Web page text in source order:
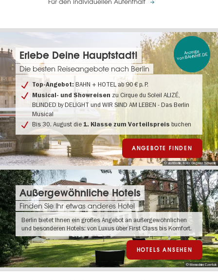
Für den individuellen Aufenthalt
© visitBerlin, Foto: Dagmar Schwelle
Erlebe Deine Hauptstadt!
Die besten Reiseangebote nach Berlin
Top-Angebot:BAHN + HOTEL ab 90 € p. P.
Musical- und Showreisen zu Cirque du Soleil ALIZÉ,
BLINDED by DELIGHT und WIR SIND AM LEBEN - Das Berlin
Musical
Bis 30. August die 1. Klasse zum Vorteilspreis buchen
Anzeige
von BAHNHIT.DE
ANGEBOTE FINDEN
© Menachim Czertok
Außergewöhnliche Hotels
Finden Sie Ihr etwas anderes Hotel
Berlin bietet Ihnen ein großes Angebot an außergewöhnlichen
und besonderen Hotels: von Luxus über First Class bis Komfort.
HOTELS ANSEHEN